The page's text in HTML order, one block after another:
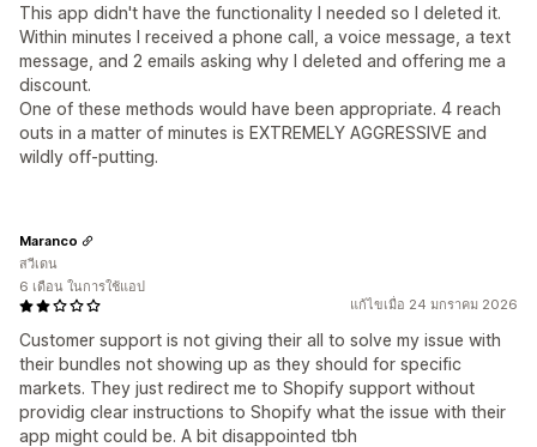
This app didn't have the functionality I needed so I deleted it.
Within minutes I received a phone call, a voice message, a text
message, and 2 emails asking why I deleted and offering me a
discount.
One of these methods would have been appropriate. 4 reach
outs in a matter of minutes is EXTREMELY AGGRESSIVE and
wildly off-putting.
แก้ไขเมื่อ 24 มกราคม 2026
Customer support is not giving their all to solve my issue with
their bundles not showing up as they should for specific
markets. They just redirect me to Shopify support without
providig clear instructions to Shopify what the issue with their
app might could be. A bit disappointed tbh
Maranco
สวีเดน
6 เดือน ในการใช้แอป